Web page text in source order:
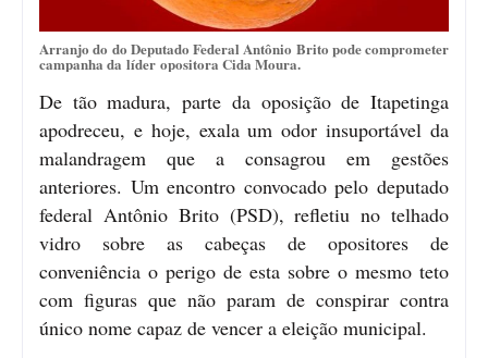
Arranjo do do Deputado Federal Antônio Brito pode comprometer
campanha da líder opositora Cida Moura.
De tão madura, parte da oposição de Itapetinga
apodreceu, e hoje, exala um odor insuportável da
malandragem que a consagrou em gestões
anteriores. Um encontro convocado pelo deputado
federal Antônio Brito (PSD), refletiu no telhado
vidro sobre as cabeças de opositores de
conveniência o perigo de esta sobre o mesmo teto
com figuras que não param de conspirar contra
único nome capaz de vencer a eleição municipal.